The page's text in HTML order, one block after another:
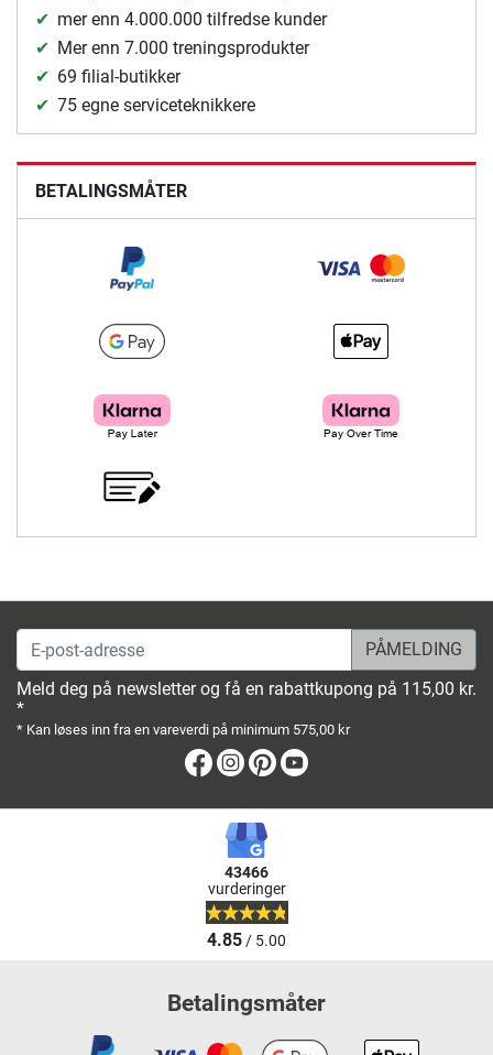
mer enn 4.000.000 tilfredse kunder
Mer enn 7.000 treningsprodukter
69 filial-butikker
75 egne serviceteknikkere
BETALINGSMÅTER
E-post-adresse
Meld deg på newsletter og få en rabattkupong på 115,00 kr.
*
* Kan løses inn fra en vareverdi på minimum 575,00 kr
Facebook
Instagram
Pinterest
43466
vurderinger
4.85/ 5.00
Betalingsmåter